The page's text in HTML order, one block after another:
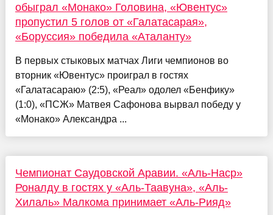
обыграл «Монако» Головина, «Ювентус»
пропустил 5 голов от «Галатасарая»,
«Боруссия» победила «Аталанту»
В первых стыковых матчах Лиги чемпионов во
вторник «Ювентус» проиграл в гостях
«Галатасараю» (2:5), «Реал» одолел «Бенфику»
(1:0), «ПСЖ» Матвея Сафонова вырвал победу у
«Монако» Александра ...
Чемпионат Саудовской Аравии. «Аль-Наср»
Роналду в гостях у «Аль-Таавуна», «Аль-
Хилаль» Малкома принимает «Аль-Рияд»